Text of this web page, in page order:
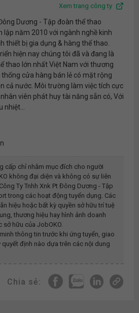
Xem trang công ty
Dương - Tập đoàn thể thao
lập năm 2010 với ngành nghề kinh
thiết bị gia dụng & hàng thể thao.
hiện nay chúng tôi đã và đang là
thao lớn nhất Việt Nam với thương
thống cửa hàng bán lẻ có mặt rộng
cả nước. Môi trường làm việc tích cực
viên phát huy tài năng sẵn có, Với
cấp chỉ nhằm mục đích cho người
không đại diện và không có sự liên
Công Ty Tnhh Xnk Pt Đông Dương - Tập
trong các hoạt động tuyển dụng. Các
hiệu hoặc bất kỳ quyền sở hữu trí tuệ
thương hiệu hay hình ảnh doanh
hữu của JobOKO.
thông tin trước khi ứng tuyển, giao
định nào dựa trên các nội dung
Chia sẻ: